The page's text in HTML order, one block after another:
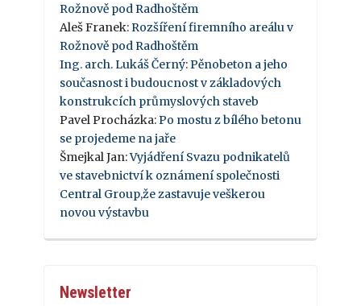
Rožnově pod Radhoštěm
Aleš Franek: Rozšíření firemního areálu v
Rožnově pod Radhoštěm
Ing. arch. Lukáš Černý: Pěnobeton a jeho
současnost i budoucnost v základových
konstrukcích průmyslových staveb
Pavel Procházka: Po mostu z bílého betonu
se projedeme na jaře
Šmejkal Jan:Vyjádření Svazu podnikatelů
ve stavebnictví k oznámení společnosti
Central Group,že zastavuje veškerou
novou výstavbu
Newsletter